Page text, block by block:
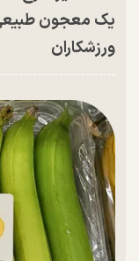
یک معجون طبیعی
ورزشکاران